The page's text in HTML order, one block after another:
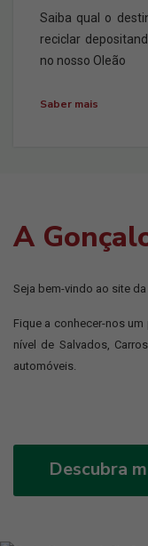
Saiba qual o
reciclar
no nosso Oleão
Saber mais
A
Seja bem-vindo ao site
Fique a conhecer-nos
nível de Salvados,
automóveis.
Descubra